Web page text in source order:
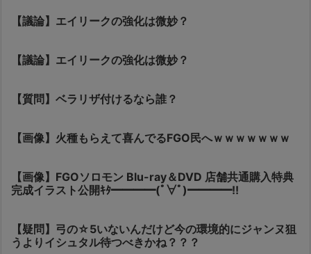
【議論】エイリークの強化は微妙？
【議論】エイリークの強化は微妙？
【質問】ベラリザ付けるなら誰？
【画像】火種もらえて喜んでるFGO民へｗｗｗｗｗｗｗ
【画像】FGOソロモン Blu-ray＆DVD 店舗共通購入特典
完成イラスト公開ｷﾀ━━━━(ﾟ∀ﾟ)━━━━!!
【疑問】弓の☆5いないんだけど今の環境的にジャンヌ狙
うよりイシュタル待つべきかね？？？